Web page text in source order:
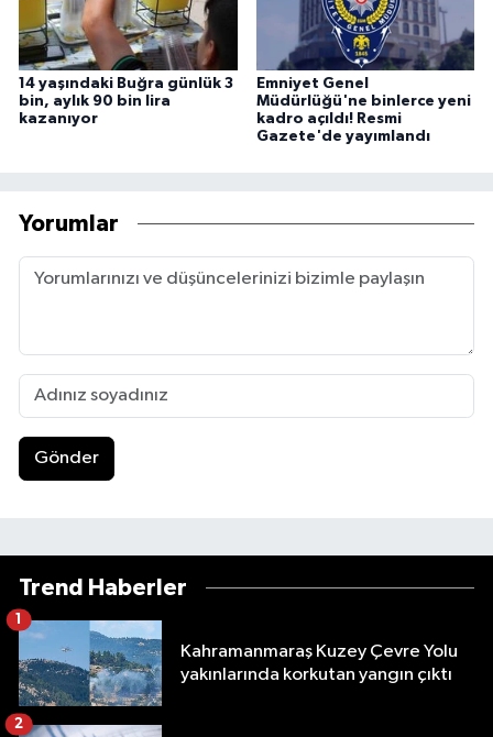
14 yaşındaki Buğra günlük 3
bin, aylık 90 bin lira
kazanıyor
Emniyet Genel
Müdürlüğü'ne binlerce yeni
kadro açıldı! Resmi
Gazete'de yayımlandı
Yorumlar
Gönder
Trend Haberler
Kahramanmaraş Kuzey Çevre Yolu
yakınlarında korkutan yangın çıktı
1
2